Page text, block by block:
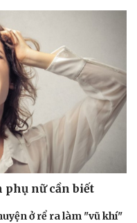
nữ cần biết
ở rể ra làm "vũ khí"